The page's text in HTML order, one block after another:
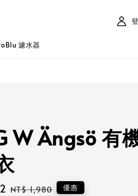
濾水器
W Ängsö 有
Regular
NT$ 1,980 優惠